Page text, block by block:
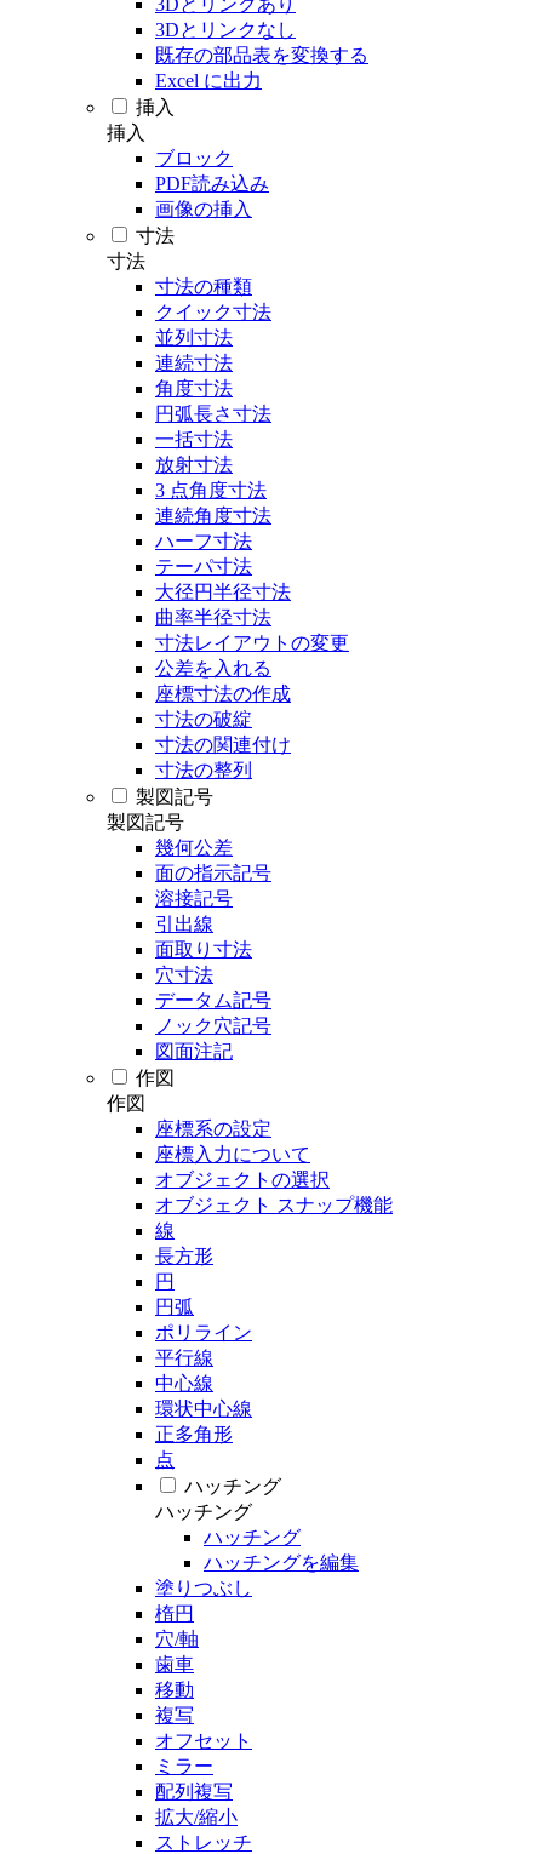
3Dとリンクあり
3Dとリンクなし
既存の部品表を変換する
Excel に出力
挿入
挿入
ブロック
PDF読み込み
画像の挿入
寸法
寸法
寸法の種類
クイック寸法
並列寸法
連続寸法
角度寸法
円弧長さ寸法
一括寸法
放射寸法
3 点角度寸法
連続角度寸法
ハーフ寸法
テーパ寸法
大径円半径寸法
曲率半径寸法
寸法レイアウトの変更
公差を入れる
座標寸法の作成
寸法の破綻
寸法の関連付け
寸法の整列
製図記号
製図記号
幾何公差
面の指示記号
溶接記号
引出線
面取り寸法
穴寸法
データム記号
ノック穴記号
図面注記
作図
作図
座標系の設定
座標入力について
オブジェクトの選択
オブジェクト スナップ機能
線
長方形
円
円弧
ポリライン
平行線
中心線
環状中心線
正多角形
点
ハッチング
ハッチング
ハッチング
ハッチングを編集
塗りつぶし
楕円
穴/軸
歯車
移動
複写
オフセット
ミラー
配列複写
拡大/縮小
ストレッチ